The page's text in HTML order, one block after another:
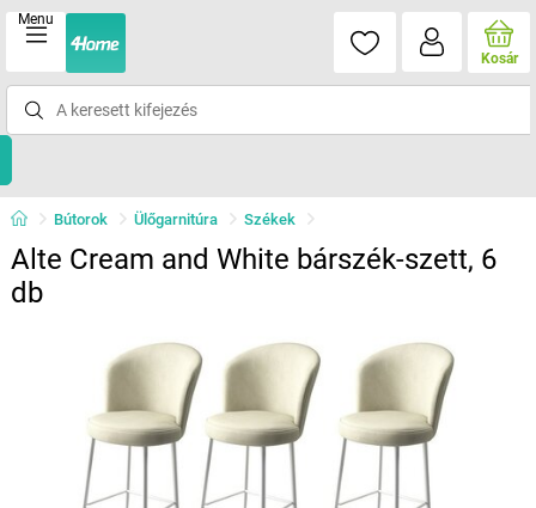
Menu
Kosár
Bútorok Ülőgarnitúra Székek
Alte Cream and White bárszék-szett, 6
db